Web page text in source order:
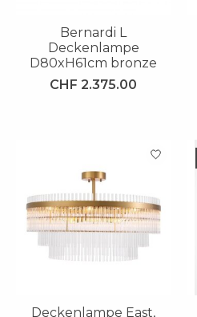
Bernardi L
Deckenlampe
D80xH61cm bronze
CHF 2.375.00
Deckenlampe East,